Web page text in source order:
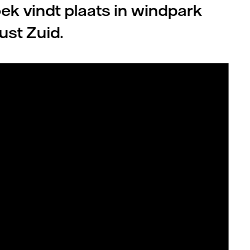
vindt plaats in windpark
Zuid.